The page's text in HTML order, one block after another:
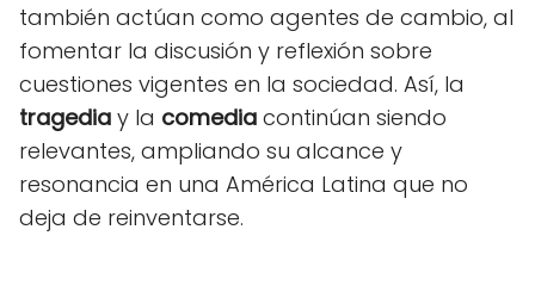
también actúan como agentes de cambio, al
fomentar la discusión y reflexión sobre
cuestiones vigentes en la sociedad. Así, la
tragedia y la comedia continúan siendo
relevantes, ampliando su alcance y
resonancia en una América Latina que no
deja de reinventarse.